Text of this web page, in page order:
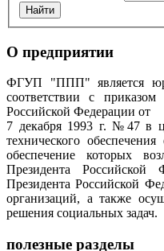
О предприятии
ФГУП "ППП" является
соответствии с
Российской Федерации от
7 декабря 1993 г. №47 в
технического
обеспечение которых
Президента Российской
Президента Российской
организаций, а также
решения социальных задач.
полезные разделы